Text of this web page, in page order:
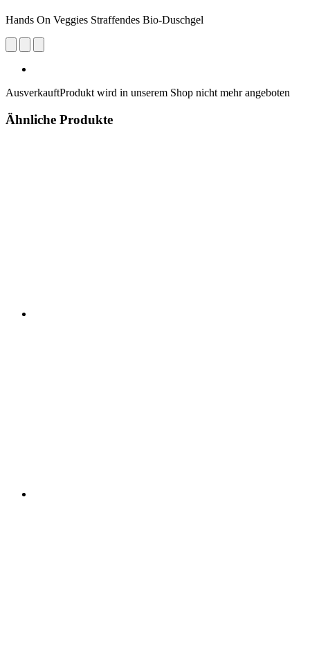
Hands On Veggies Straffendes Bio-Duschgel
AusverkauftProdukt wird in unserem Shop nicht mehr angeboten
Ähnliche Produkte